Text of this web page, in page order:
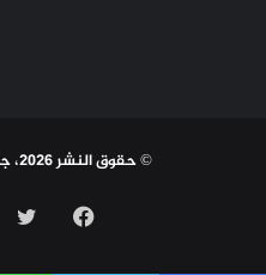
© حقوق النشر 2026، جميع الحقوق محفوظة |
فيسبوك